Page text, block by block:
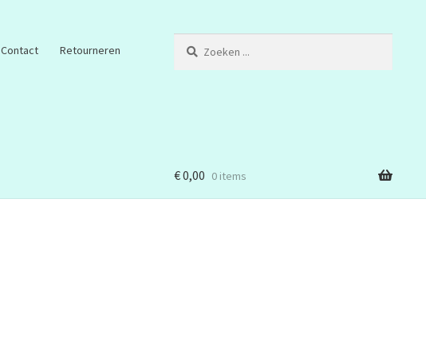
Contact Retourneren
€0,00 0 items